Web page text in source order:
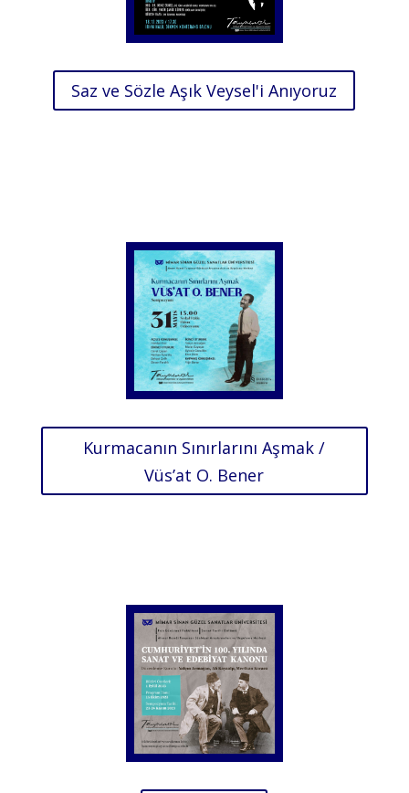
Saz ve Sözle Aşık Veysel'i Anıyoruz
Kurmacanın Sınırlarını Aşmak /
Vüs’at O. Bener